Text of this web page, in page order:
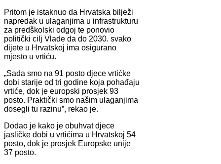
Pritom je istaknuo da Hrvatska bilježi
napredak u ulaganjima u infrastrukturu
za predškolski odgoj te ponovio
politički cilj Vlade da do 2030. svako
dijete u Hrvatskoj ima osigurano
mjesto u vrtiću.
„Sada smo na 91 posto djece vrtićke
dobi starije od tri godine koja pohađaju
vrtiće, dok je europski prosjek 93
posto. Praktički smo našim ulaganjima
dosegli tu razinu”, rekao je.
Dodao je kako je obuhvat djece
jasličke dobi u vrtićima u Hrvatskoj 54
posto, dok je prosjek Europske unije
37 posto.